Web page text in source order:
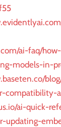
ai-faq/
models-in-
compatibility-
ai-quick-
updating-